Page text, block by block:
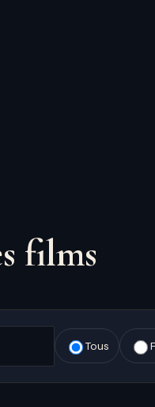
films
Tous